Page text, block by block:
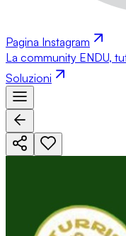
Pagina Instagram
La community ENDU,
Soluzioni